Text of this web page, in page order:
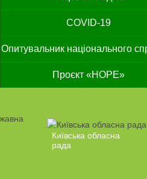
COVID-19
Опитувальник національного
Проєкт «HOPE»
Київська обласна
рада